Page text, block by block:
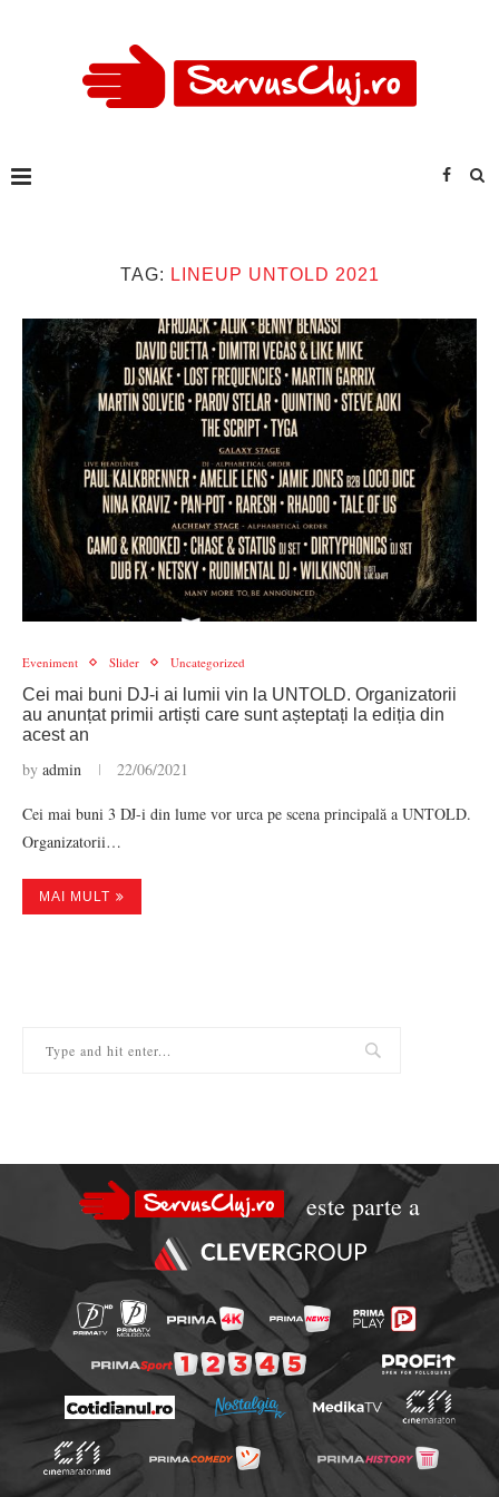
TAG: LINEUP UNTOLD 2021
Eveniment Slider Uncategorized
Cei mai buni DJ-i ai lumii vin la UNTOLD. Organizatorii
au anunțat primii artiști care sunt așteptați la ediția din
acest an
by admin 22/06/2021
Cei mai buni 3 DJ-i din lume vor urca pe scena principală a UNTOLD.
Organizatorii…
MAI MULT
este parte a